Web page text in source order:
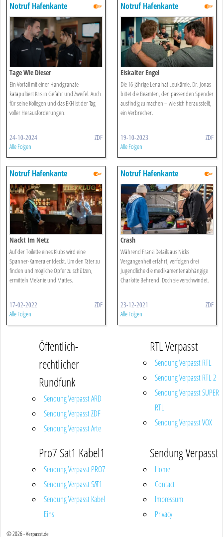
Notruf Hafenkante
Tage Wie Dieser
Ein Vorfall mit einer Handgranate
katapultiert Kris in Gefahr und Zweifel. Auch
für seine Kollegen und das EKH ist der Tag
voller Herausforderungen.
24-10-2024 ZDF
Alle Folgen
Notruf Hafenkante
Eiskalter Engel
Die 16-jährige Lena hat Leukämie. Dr. Jonas
bittet die Beamten, den passenden Spender
ausfindig zu machen – wie sich herausstellt,
ein Verbrecher.
19-10-2023 ZDF
Alle Folgen
Notruf Hafenkante
Nackt Im Netz
Auf der Toilette eines Klubs wird eine
Spanner-Kamera entdeckt. Um den Täter zu
finden und mögliche Opfer zu schützen,
ermitteln Melanie und Mattes.
17-02-2022 ZDF
Alle Folgen
Notruf Hafenkante
Crash
Während Franzi Details aus Nicks
Vergangenheit erfährt, verfolgen drei
Jugendliche die medikamentenabhängige
Charlotte Behrend. Doch sie verschwindet.
23-12-2021 ZDF
Alle Folgen
Öffentlich-
rechtlicher
Rundfunk
Sendung Verpasst ARD
Sendung Verpasst ZDF
Sendung Verpasst Arte
RTL Verpasst
Sendung Verpasst RTL
Sendung Verpasst RTL 2
Sendung Verpasst SUPER
RTL
Sendung Verpasst VOX
Pro7 Sat1 Kabel1
Sendung Verpasst PRO7
Sendung Verpasst SAT1
Sendung Verpasst Kabel
Eins
Sendung Verpasst
Home
Contact
Impressum
Privacy
© 2026 - Verpasst.de